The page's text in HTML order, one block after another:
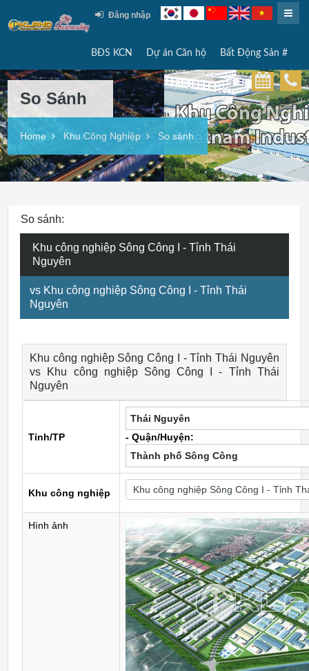
Đăng nhập
BĐS KCN Dự án Căn hộ Bất Động Sản #
So Sánh
Home Khu Công Nghiệp So sánh
So sánh:
Khu công nghiệp Sông Công I - Tỉnh Thái
Nguyên
vs Khu công nghiệp Sông Công I - Tỉnh Thái
Nguyên
Khu công nghiệp Sông Công I - Tỉnh Thái Nguyên
vs Khu công nghiệp Sông Công I - Tỉnh Thái
Nguyên
Tỉnh/TP
Thái Nguyên
- Quận/Huyện:
Thành phố Sông Công
Khu công nghiệp
Hình ảnh